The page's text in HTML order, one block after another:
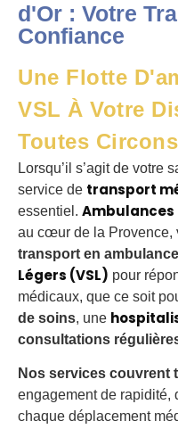
d'Or : Votre
Confiance
Une Flotte
VSL À Votre
Toutes
Lorsqu’il s’agit de votre
service de transport
essentiel. Ambulances
au cœur de la Provence,
transport en ambulance
Légers (VSL) pour
médicaux, que ce soit
de soins, une
consultations
Nos services couvrent
engagement de rapidité,
chaque déplacement